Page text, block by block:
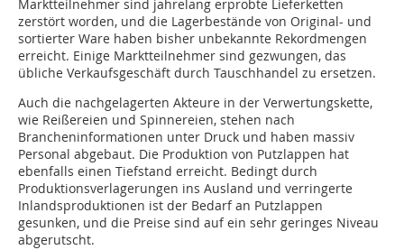
Marktteilnehmer sind jahrelang erprobte Lieferketten
zerstört worden, und die Lagerbestände von Original- und
sortierter Ware haben bisher unbekannte Rekordmengen
erreicht. Einige Marktteilnehmer sind gezwungen, das
übliche Verkaufsgeschäft durch Tauschhandel zu ersetzen.
Auch die nachgelagerten Akteure in der Verwertungskette,
wie Reißereien und Spinnereien, stehen nach
Brancheninformationen unter Druck und haben massiv
Personal abgebaut. Die Produktion von Putzlappen hat
ebenfalls einen Tiefstand erreicht. Bedingt durch
Produktionsverlagerungen ins Ausland und verringerte
Inlandsproduktionen ist der Bedarf an Putzlappen
gesunken, und die Preise sind auf ein sehr geringes Niveau
abgerutscht.